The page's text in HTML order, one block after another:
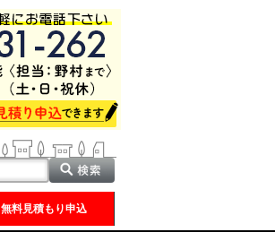
無料見積もり申込